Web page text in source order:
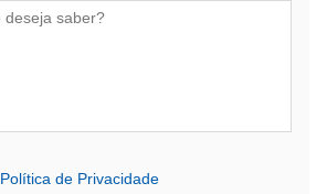
Política de Privacidade